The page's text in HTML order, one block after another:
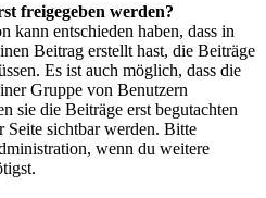
freigegeben werden?
kann entschieden haben, dass in
Beitrag erstellt hast, die Beiträge
Es ist auch möglich, dass die
Gruppe von Benutzern
sie die Beiträge erst begutachten
Seite sichtbar werden. Bitte
wenn du weitere